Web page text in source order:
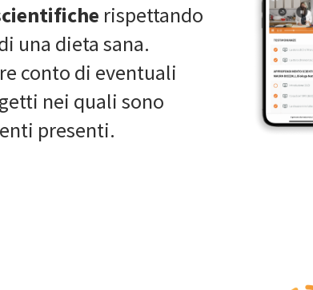
rispettando
una dieta sana.
conto di eventuali
nei quali sono
presenti.